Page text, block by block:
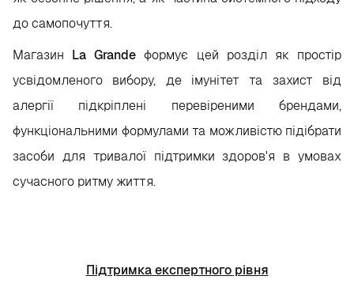
до самопочуття.
Магазин La Grande формує цей розділ як простір
усвідомленого вибору, де імунітет та захист від
алергії підкріплені перевіреними брендами,
функціональними формулами та можливістю підібрати
засоби для тривалої підтримки здоров'я в умовах
сучасного ритму життя.
Підтримка експертного рівня